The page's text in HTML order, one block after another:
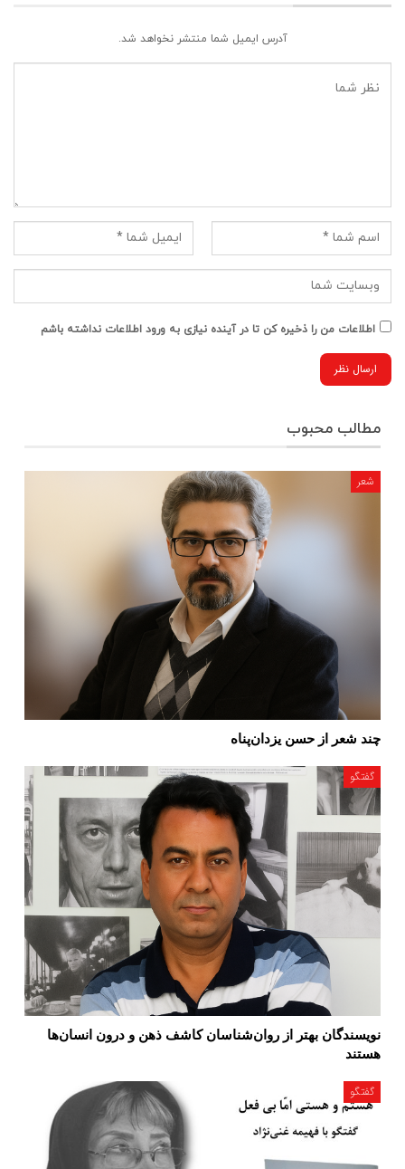
آدرس ایمیل شما منتشر نخواهد شد.
اطلاعات من را ذخیره کن تا در آینده نیازی به ورود اطلاعات نداشته باشم
مطالب محبوب
شعر
چند شعر از حسن یزدان‌پناه
گفتگو
نویسندگان بهتر از روان‌شناسان کاشف ذهن و درون انسان‌ها
هستند
گفتگو